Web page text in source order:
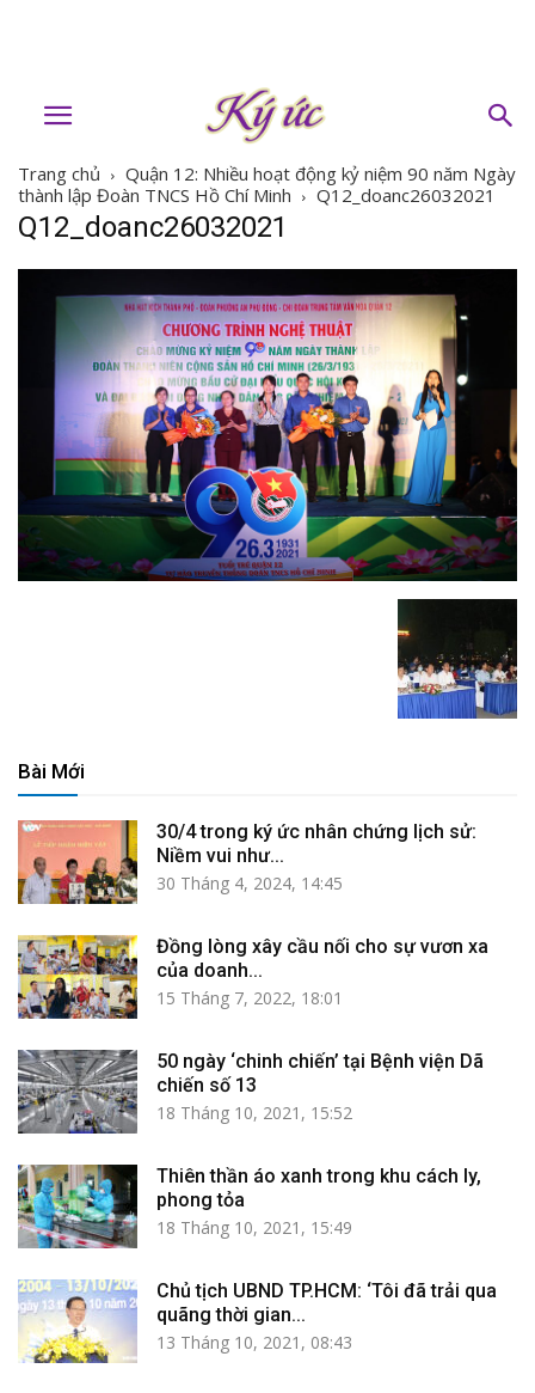
Trang chủ
Quận 12: Nhiều hoạt động kỷ niệm 90 năm Ngày
thành lập Đoàn TNCS Hồ Chí Minh
Q12_doanc26032021
Q12_doanc26032021
Bài Mới
30/4 trong ký ức nhân chứng lịch sử:
Niềm vui như...
30 Tháng 4, 2024, 14:45
Đồng lòng xây cầu nối cho sự vươn xa
của doanh...
15 Tháng 7, 2022, 18:01
50 ngày ‘chinh chiến’ tại Bệnh viện Dã
chiến số 13
18 Tháng 10, 2021, 15:52
Thiên thần áo xanh trong khu cách ly,
phong tỏa
18 Tháng 10, 2021, 15:49
Chủ tịch UBND TP.HCM: ‘Tôi đã trải qua
quãng thời gian...
13 Tháng 10, 2021, 08:43